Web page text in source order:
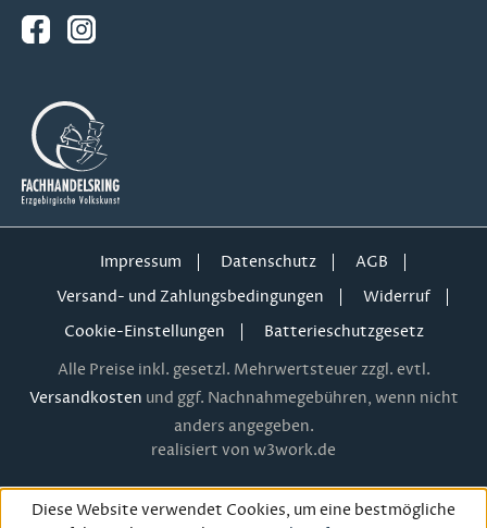
Impressum Datenschutz
AGB
Versand- und Zahlungsbedingungen
Widerruf
Cookie-Einstellungen
Batterieschutzgesetz
Alle Preise inkl. gesetzl. Mehrwertsteuer zzgl. evtl.
Versandkosten und ggf. Nachnahmegebühren, wenn nicht
anders angegeben.
realisiert von w3work.de
Diese Website verwendet Cookies, um eine bestmögliche